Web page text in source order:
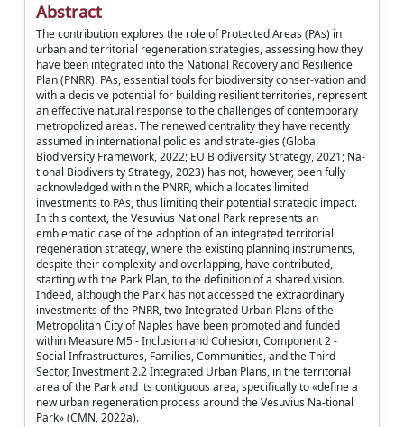
Abstract
The contribution explores the role of Protected Areas (PAs) in
urban and territorial regeneration strategies, assessing how they
have been integrated into the National Recovery and Resilience
Plan (PNRR). PAs, essential tools for biodiversity conser-vation and
with a decisive potential for building resilient territories, represent
an effective natural response to the challenges of contemporary
metropolized areas. The renewed centrality they have recently
assumed in international policies and strate-gies (Global
Biodiversity Framework, 2022; EU Biodiversity Strategy, 2021; Na-
tional Biodiversity Strategy, 2023) has not, however, been fully
acknowledged within the PNRR, which allocates limited
investments to PAs, thus limiting their potential strategic impact.
In this context, the Vesuvius National Park represents an
emblematic case of the adoption of an integrated territorial
regeneration strategy, where the existing planning instruments,
despite their complexity and overlapping, have contributed,
starting with the Park Plan, to the definition of a shared vision.
Indeed, although the Park has not accessed the extraordinary
investments of the PNRR, two Integrated Urban Plans of the
Metropolitan City of Naples have been promoted and funded
within Measure M5 - Inclusion and Cohesion, Component 2 -
Social Infrastructures, Families, Communities, and the Third
Sector, Investment 2.2 Integrated Urban Plans, in the territorial
area of the Park and its contiguous area, specifically to «define a
new urban regeneration process around the Vesuvius Na-tional
Park» (CMN, 2022a).